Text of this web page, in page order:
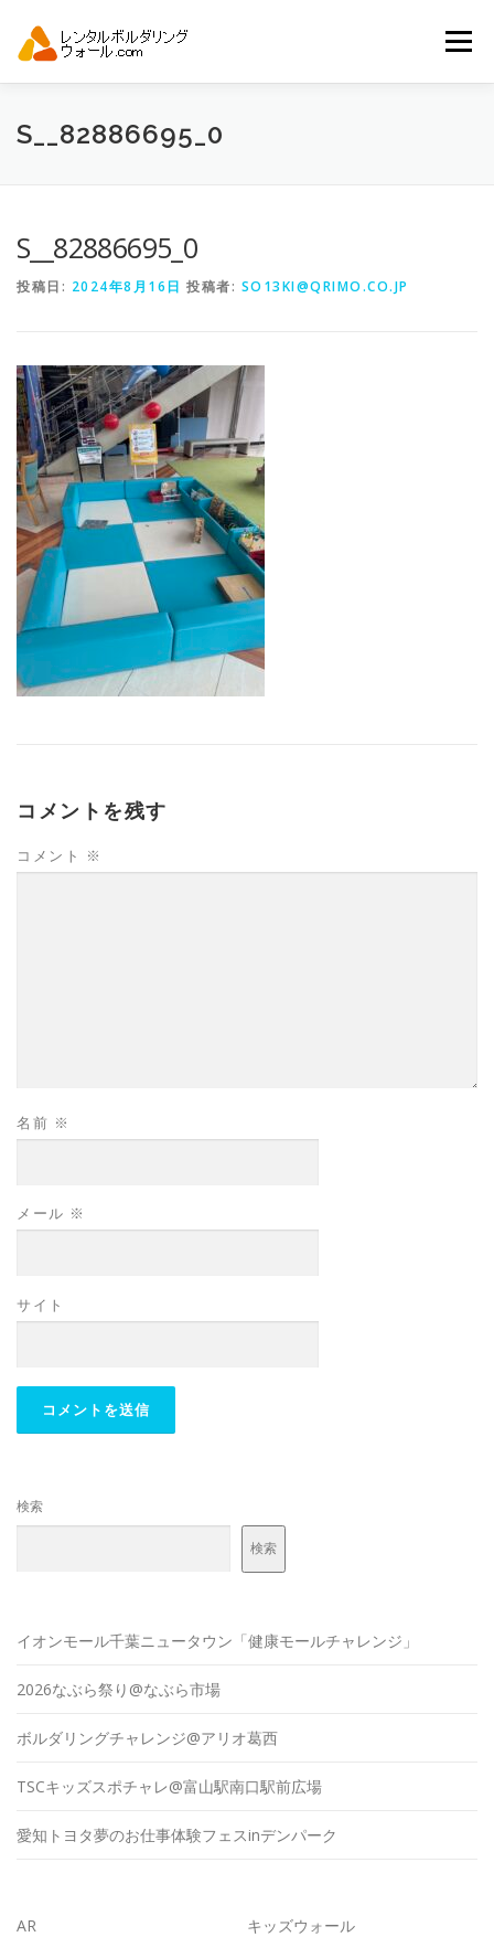
メニュー
トップ 自動見積り
S__82886695_0
S__82886695_0
投稿日: 2024年8月16日 投稿者: SO13KI@QRIMO.CO.JP
コメントを残す
コメント ※
名前 ※
メール ※
サイト
検索
検索
イオンモール千葉ニュータウン「健康モールチャレンジ」
2026なぶら祭り@なぶら市場
ボルダリングチャレンジ@アリオ葛西
TSCキッズスポチャレ@富山駅南口駅前広場
愛知トヨタ夢のお仕事体験フェスinデンパーク
AR
キッズウォール